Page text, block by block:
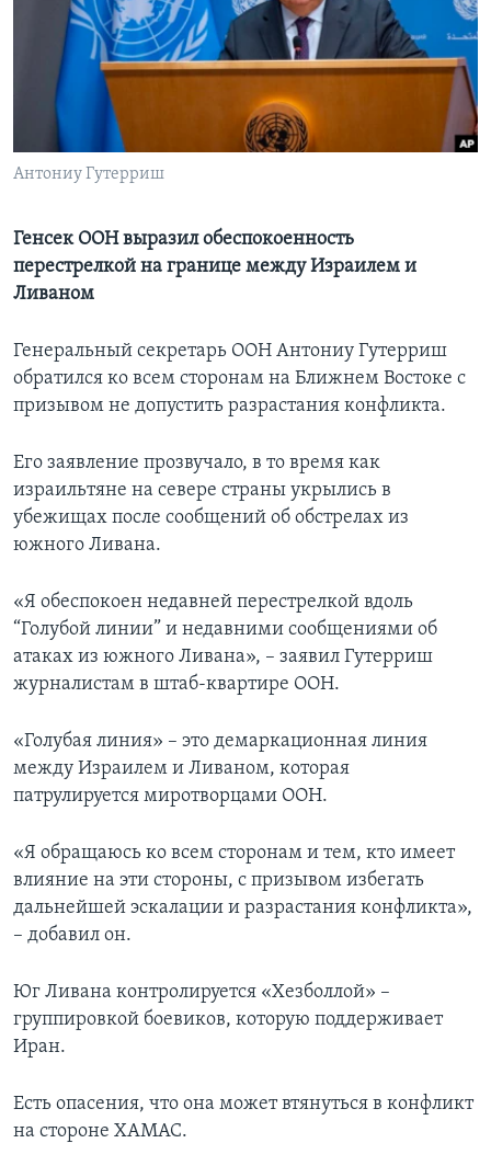
Learning English
СОЦИАЛЬНЫЕ СЕТИ
Антониу Гутерриш
Генсек ООН выразил обеспокоенность
перестрелкой на границе между Израилем и
Ливаном
Генеральный секретарь ООН Антониу Гутерриш
обратился ко всем сторонам на Ближнем Востоке с
призывом не допустить разрастания конфликта.
Его заявление прозвучало, в то время как
израильтяне на севере страны укрылись в
убежищах после сообщений об обстрелах из
южного Ливана.
«Я обеспокоен недавней перестрелкой вдоль
“Голубой линии” и недавними сообщениями об
атаках из южного Ливана», – заявил Гутерриш
журналистам в штаб-квартире ООН.
«Голубая линия» – это демаркационная линия
между Израилем и Ливаном, которая
патрулируется миротворцами ООН.
«Я обращаюсь ко всем сторонам и тем, кто имеет
влияние на эти стороны, с призывом избегать
дальнейшей эскалации и разрастания конфликта»,
– добавил он.
Юг Ливана контролируется «Хезболлой» –
группировкой боевиков, которую поддерживает
Иран.
Есть опасения, что она может втянуться в конфликт
на стороне ХАМАС.